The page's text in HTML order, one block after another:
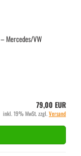
Mer­ce­des/VW
79,00 EUR
inkl. 19% MwSt. zzgl.Versand